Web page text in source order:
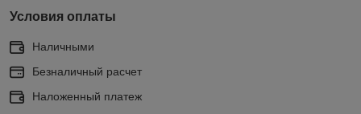
Условия оплаты
Наличными
Безналичный расчет
Наложенный платеж